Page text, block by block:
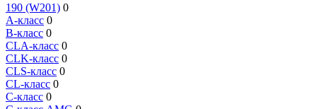
190 (W201) 0
A-класс 0
B-класс 0
CLA-класс 0
CLK-класс 0
CLS-класс 0
CL-класс 0
C-класс 0